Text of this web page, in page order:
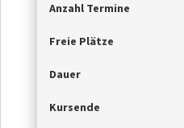
Anzahl Termine
Freie Plätze
Dauer
Kursende